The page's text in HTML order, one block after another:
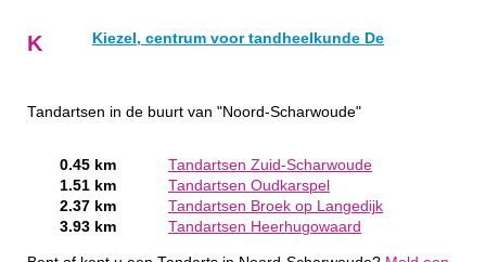
K Kiezel, centrum voor tandheelkunde De
Tandartsen in de buurt van "Noord-Scharwoude"
0.45 km
Tandartsen Zuid-Scharwoude
1.51 km
Tandartsen Oudkarspel
2.37 km
Tandartsen Broek op Langedijk
3.93 km
Tandartsen Heerhugowaard